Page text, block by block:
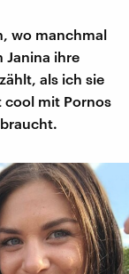
wo manchmal
Janina ihre
als ich sie
cool mit Pornos